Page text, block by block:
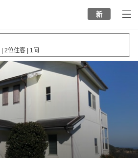
新
2位住客 1间